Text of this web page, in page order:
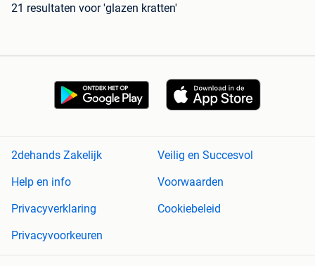
21 resultaten voor 'glazen kratten'
2dehands Zakelijk
Veilig en Succesvol
Help en info
Voorwaarden
Privacyverklaring
Cookiebeleid
Privacyvoorkeuren